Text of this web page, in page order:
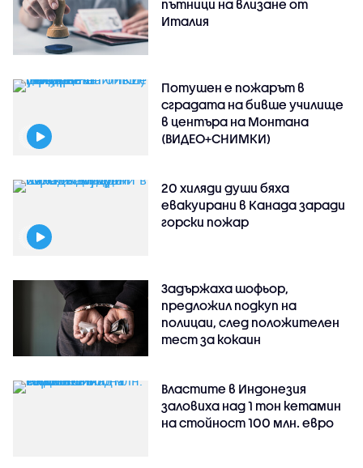
пътници на влизане от
Италия
Потушен е пожарът в
сградата на бивше училище
в центъра на Монтана
(ВИДЕО+СНИМКИ)
20 хиляди души бяха
евакуирани в Канада заради
горски пожар
Задържаха шофьор,
предложил подкуп на
полицаи, след положителен
тест за кокаин
Властите в Индонезия
заловиха над 1 тон кетамин
на стойност 100 млн. евро